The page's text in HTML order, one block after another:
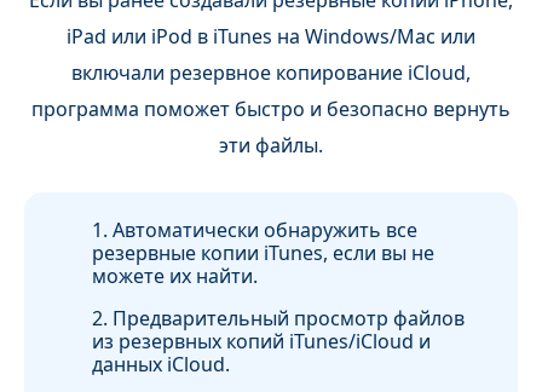
iPad или iPod в iTunes на Windows/Mac или
включали резервное копирование iCloud,
программа поможет быстро и безопасно вернуть
эти файлы.
1. Автоматически обнаружить все
резервные копии iTunes, если вы не
можете их найти.
2. Предварительный просмотр файлов
из резервных копий iTunes/iCloud и
данных iCloud.